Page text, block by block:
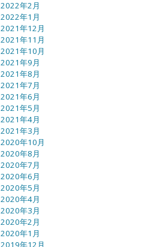
2022年2月
2022年1月
2021年12月
2021年11月
2021年10月
2021年9月
2021年8月
2021年7月
2021年6月
2021年5月
2021年4月
2021年3月
2020年10月
2020年8月
2020年7月
2020年6月
2020年5月
2020年4月
2020年3月
2020年2月
2020年1月
2019年12月